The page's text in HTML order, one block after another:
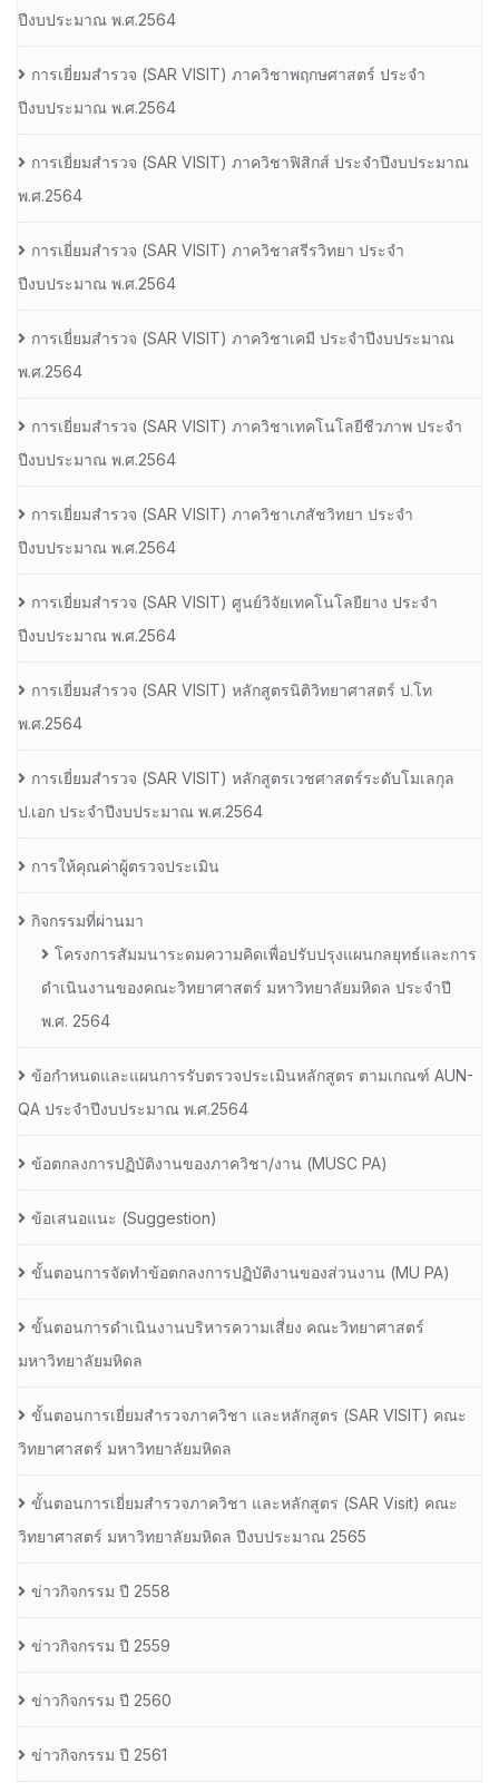
ปีงบประมาณ พ.ศ.2564
การเยี่ยมสํารวจ (SAR VISIT) ภาควิชาพฤกษศาสตร์ ประจํา
ปีงบประมาณ พ.ศ.2564
การเยี่ยมสํารวจ (SAR VISIT) ภาควิชาฟิสิกส์ ประจําปีงบประมาณ
พ.ศ.2564
การเยี่ยมสํารวจ (SAR VISIT) ภาควิชาสรีรวิทยา ประจํา
ปีงบประมาณ พ.ศ.2564
การเยี่ยมสํารวจ (SAR VISIT) ภาควิชาเคมี ประจําปีงบประมาณ
พ.ศ.2564
การเยี่ยมสํารวจ (SAR VISIT) ภาควิชาเทคโนโลยีชีวภาพ ประจํา
ปีงบประมาณ พ.ศ.2564
การเยี่ยมสํารวจ (SAR VISIT) ภาควิชาเภสัชวิทยา ประจํา
ปีงบประมาณ พ.ศ.2564
การเยี่ยมสํารวจ (SAR VISIT) ศูนย์วิจัยเทคโนโลยียาง ประจํา
ปีงบประมาณ พ.ศ.2564
การเยี่ยมสํารวจ (SAR VISIT) หลักสูตรนิติวิทยาศาสตร์ ป.โท
พ.ศ.2564
การเยี่ยมสํารวจ (SAR VISIT) หลักสูตรเวชศาสตร์ระดับโมเลกุล
ป.เอก ประจําปีงบประมาณ พ.ศ.2564
การให้คุณค่าผู้ตรวจประเมิน
กิจกรรมที่ผ่านมา
โครงการสัมมนาระดมความคิดเพื่อปรับปรุงแผนกลยุทธ์และการ
ดำเนินงานของคณะวิทยาศาสตร์ มหาวิทยาลัยมหิดล ประจำปี
พ.ศ. 2564
ข้อกำหนดและแผนการรับตรวจประเมินหลักสูตร ตามเกณฑ์ AUN-
QA ประจำปีงบประมาณ พ.ศ.2564
ข้อตกลงการปฏิบัติงานของภาควิชา/งาน (MUSC PA)
ข้อเสนอแนะ (Suggestion)
ขั้นตอนการจัดทำข้อตกลงการปฏิบัติงานของส่วนงาน (MU PA)
ขั้นตอนการดำเนินงานบริหารความเสี่ยง คณะวิทยาศาสตร์
มหาวิทยาลัยมหิดล
ขั้นตอนการเยี่ยมสำรวจภาควิชา และหลักสูตร (SAR VISIT) คณะ
วิทยาศาสตร์ มหาวิทยาลัยมหิดล
ขั้นตอนการเยี่ยมสำรวจภาควิชา และหลักสูตร (SAR Visit) คณะ
วิทยาศาสตร์ มหาวิทยาลัยมหิดล ปีงบประมาณ 2565
ข่าวกิจกรรม ปี 2558
ข่าวกิจกรรม ปี 2559
ข่าวกิจกรรม ปี 2560
ข่าวกิจกรรม ปี 2561